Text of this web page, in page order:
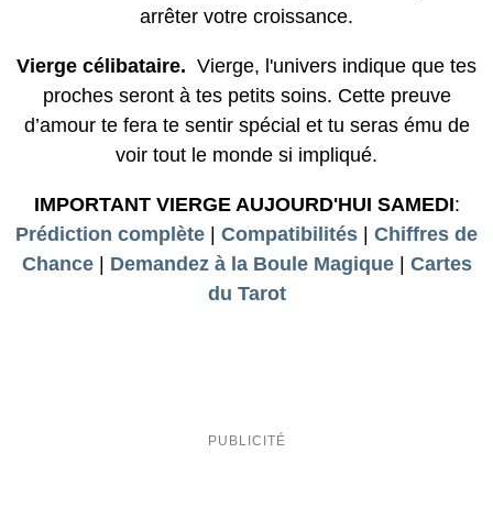
arrêter votre croissance.
Vierge célibataire. Vierge, l'univers indique que tes
proches seront à tes petits soins. Cette preuve
d’amour te fera te sentir spécial et tu seras ému de
voir tout le monde si impliqué.
IMPORTANT VIERGE AUJOURD'HUI SAMEDI:
Prédiction complète
Compatibilités
Chiffres de
Chance| Demandez à la Boule Magique| Cartes
du Tarot